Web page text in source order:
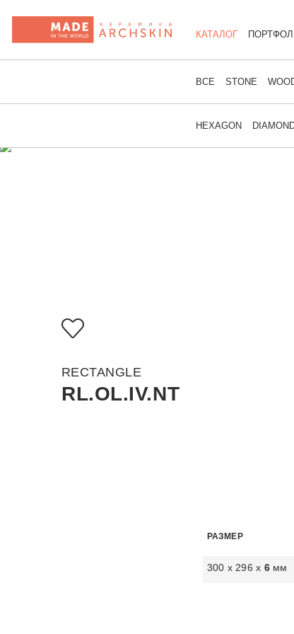
КАТАЛОГ
ВСЕ STONE
HEXAGON
RECTANGLE
RL.OL.IV.NT
РАЗМЕР
300 х 296 х 6мм